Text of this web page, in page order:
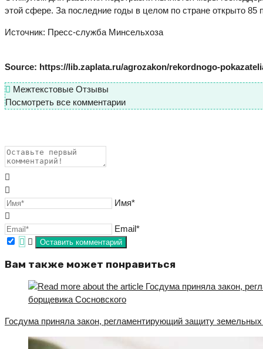
этой сфере. За последние годы в целом по стране открыто 85
Источник: Пресс-служба Минсельхоза
Source: https://lib.zaplata.ru/agrozakon/rekordnogo-
Межтекстовые Отзывы
Посмотреть все комментарии
Имя*
Email*
Вам также может понравиться
Госдума приняла закон, регламентирующий защиту